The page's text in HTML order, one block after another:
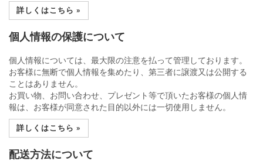
詳しくはこちら »
個人情報の保護について
個人情報については、最大限の注意を払って管理しております。
お客様に無断で個人情報を集めたり、第三者に譲渡又は公開する
ことはありません。
お買い物、お問い合わせ、プレゼント等で頂いたお客様の個人情
報は、お客様が同意された目的以外には一切使用しません。
詳しくはこちら »
配送方法について